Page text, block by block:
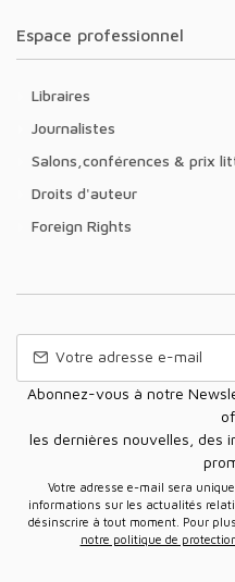
Espace professionnel
Libraires
Journalistes
Salons,conférences & prix
Droits d'auteur
Foreign Rights
Abonnez-vous à notre Newsletter pour recevoir nos nouvelles
les dernières nouvelles, des
Votre adresse e-mail sera uniquement utilisée pour vous envoyer des
informations sur les actualités
désinscrire à tout moment. Pour
notre politique de